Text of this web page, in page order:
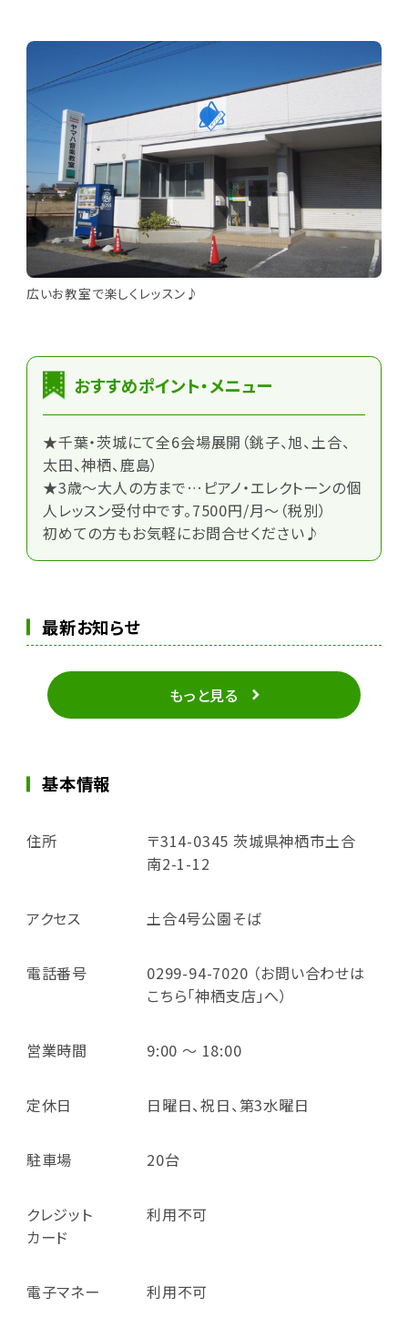
広いお教室で楽しくレッスン♪
おすすめポイント・メニュー
★千葉・茨城にて全6会場展開（銚子、旭、土合、
太田、神栖、鹿島）
★3歳～大人の方まで…ピアノ・エレクトーンの個
人レッスン受付中です。7500円/月～（税別）
初めての方もお気軽にお問合せください♪
最新お知らせ
もっと見る
基本情報
住所
〒314-0345 茨城県神栖市土合
南2-1-12
アクセス 土合4号公園そば
電話番号
0299-94-7020 （お問い合わせは
こちら「神栖支店」へ）
営業時間 9:00 ～ 18:00
定休日 日曜日、祝日、第3水曜日
駐車場 20台
クレジット
カード
利用不可
電子マネー 利用不可